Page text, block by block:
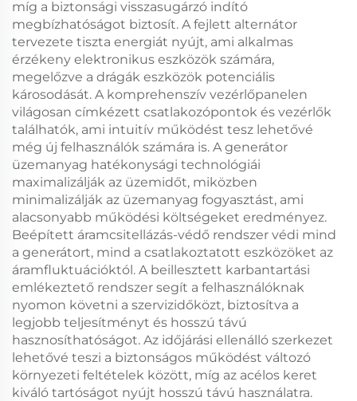
míg a biztonsági visszasugárzó indító
megbízhatóságot biztosít. A fejlett alternátor
tervezete tiszta energiát nyújt, ami alkalmas
érzékeny elektronikus eszközök számára,
megelőzve a drágák eszközök potenciális
károsodását. A komprehenszív vezérlőpanelen
világosan címkézett csatlakozópontok és vezérlők
találhatók, ami intuitív működést tesz lehetővé
még új felhasználók számára is. A generátor
üzemanyag hatékonysági technológiái
maximalizálják az üzemidőt, miközben
minimalizálják az üzemanyag fogyasztást, ami
alacsonyabb működési költségeket eredményez.
Beépített áramcsitellázás-védő rendszer védi mind
a generátort, mind a csatlakoztatott eszközöket az
áramfluktuációktól. A beillesztett karbantartási
emlékeztető rendszer segít a felhasználóknak
nyomon követni a szervizidőközt, biztosítva a
legjobb teljesítményt és hosszú távú
hasznosíthatóságot. Az időjárási ellenálló szerkezet
lehetővé teszi a biztonságos működést változó
környezeti feltételek között, míg az acélos keret
kiváló tartóságot nyújt hosszú távú használatra.